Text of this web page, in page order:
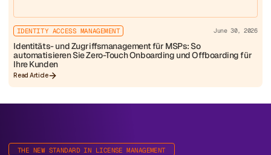
IDENTITY ACCESS MANAGEMENT June 30, 2026
Identitäts- und Zugriffsmanagement für MSPs: So
automatisieren Sie Zero-Touch Onboarding und Offboarding für
Ihre Kunden
Read Article
THE NEW STANDARD IN LICENSE MANAGEMENT